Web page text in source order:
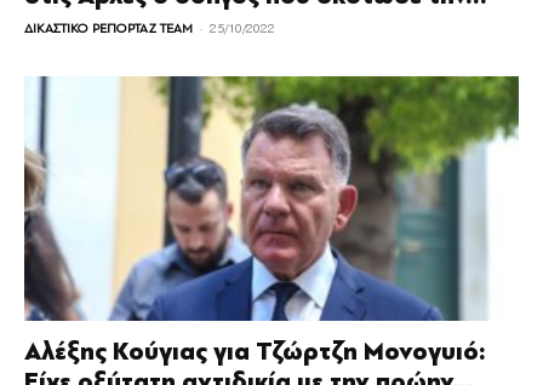
ΔΙΚΑΣΤΙΚΟ ΡΕΠΟΡΤΑΖ TEAM - 25/10/2022
Αλέξης Κούγιας για Τζώρτζη Μονογυιό: